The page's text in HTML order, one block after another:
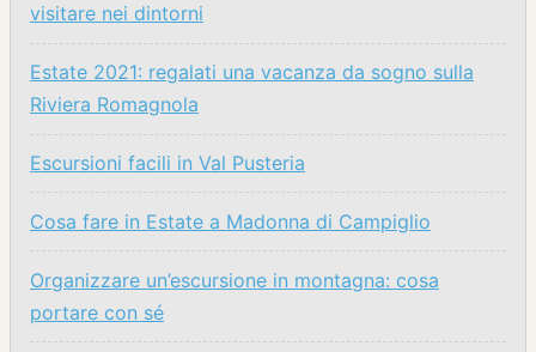
visitare nei dintorni
Estate 2021: regalati una vacanza da sogno sulla
Riviera Romagnola
Escursioni facili in Val Pusteria
Cosa fare in Estate a Madonna di Campiglio
Organizzare un’escursione in montagna: cosa
portare con sé